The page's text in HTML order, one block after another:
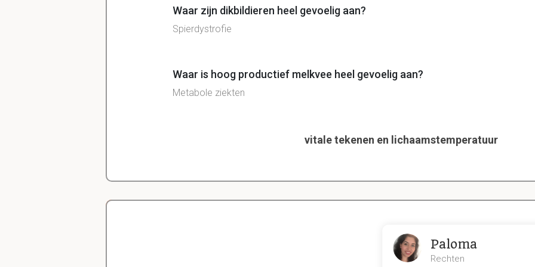
Waar zijn dikbildieren heel gevoelig aan?
Spierdystrofie
Waar is hoog productief melkvee heel gevoelig aan?
Metabole ziekten
vitale tekenen en lichaamstemperatuur
Laat hier meer flashcards zien
Paloma
Rechten